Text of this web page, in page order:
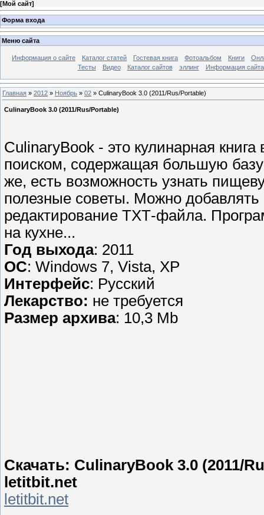
[Мой сайт]
Форма входа
Меню сайта
Информация о сайте Каталог статей Гостевая книга Фотоальбом Книги
Тесты
Видео Каталог сайтов эллинг Информация сайта
Главная » 2012 » Ноябрь » 02 » CulinaryBook 3.0 (2011/Rus/Portable)
CulinaryBook 3.0 (2011/Rus/Portable)
CulinaryBook - это кулинарная
поиском, содержащая большую
же, есть возможность узнать
полезные советы. Можно
редактирование ТХТ-файла.
на кухне...
Год выхода: 2011
ОС: Windows 7, Vista, XP
Интерфейс: Русский
Лекарство: не требуется
Размер архива: 10,3 Mb
Скачать: CulinaryBook 3.0 (2011/
letitbit.net
letitbit.net